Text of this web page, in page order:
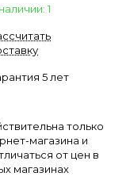
1
5 лет
только
магазина и
от цен в
магазинах